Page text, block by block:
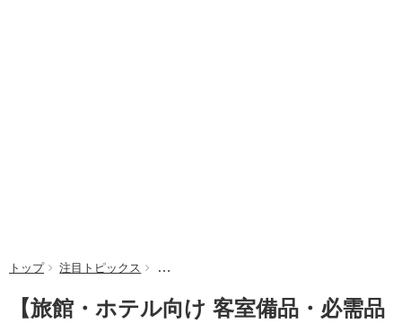
トップ 注目トピックス 【旅館・ホテル向け 客室備品・必需品特集】
【旅館・ホテル向け 客室備品・必需品